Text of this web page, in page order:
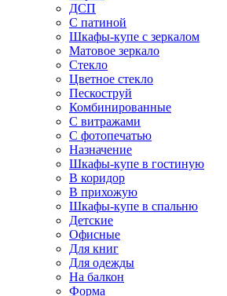
ДСП
С патиной
Шкафы-купе с зеркалом
Матовое зеркало
Стекло
Цветное стекло
Пескоструй
Комбинированные
С витражами
С фотопечатью
Назначение
Шкафы-купе в гостиную
В коридор
В прихожую
Шкафы-купе в спальню
Детские
Офисные
Для книг
Для одежды
На балкон
Форма